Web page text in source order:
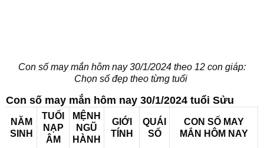
Con số may mắn hôm nay 30/1/2024 theo 12 con giáp:
Chọn số đẹp theo từng tuổi
Con số may mắn hôm nay 30/1/2024 tuổi Sửu
NĂM
SINH
TUỔI
NẠP
ÂM
MỆNH
NGŨ
HÀNH
GIỚI
TÍNH
QUÁI
SỐ
CON SỐ MAY
MẮN HÔM NAY